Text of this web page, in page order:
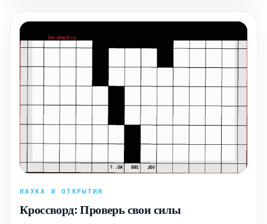
НАУКА И ОТКРЫТИЯ
Кроссворд: Проверь свои силы